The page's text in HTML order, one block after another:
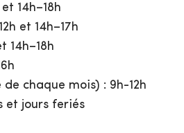
14h–18h
et 14h–17h
14h–18h
chaque mois) : 9h-12h
et jours feriés